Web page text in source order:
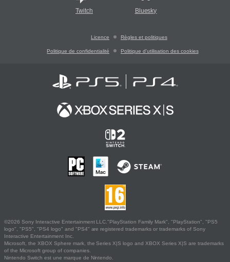
Twitch Bluesky
Licence Règles et politiques
Politique de confidentialité Politique d'utilisation des cookies
©2026 Sony Interactive Entertainment LLC."PlayStation Family Mark", "PlayStation", "PS5
logo", "PS5", "PS4 logo" and "PS4" are registered trademarks or trademarks of Sony
Interactive Entertainment Inc.
Microsoft, the XBOX Sphere mark, the Series X|S logo and XBOX Series X|S are trademarks
of the Microsoft group of companies.
Nintendo Switch est une marque de Nintendo.